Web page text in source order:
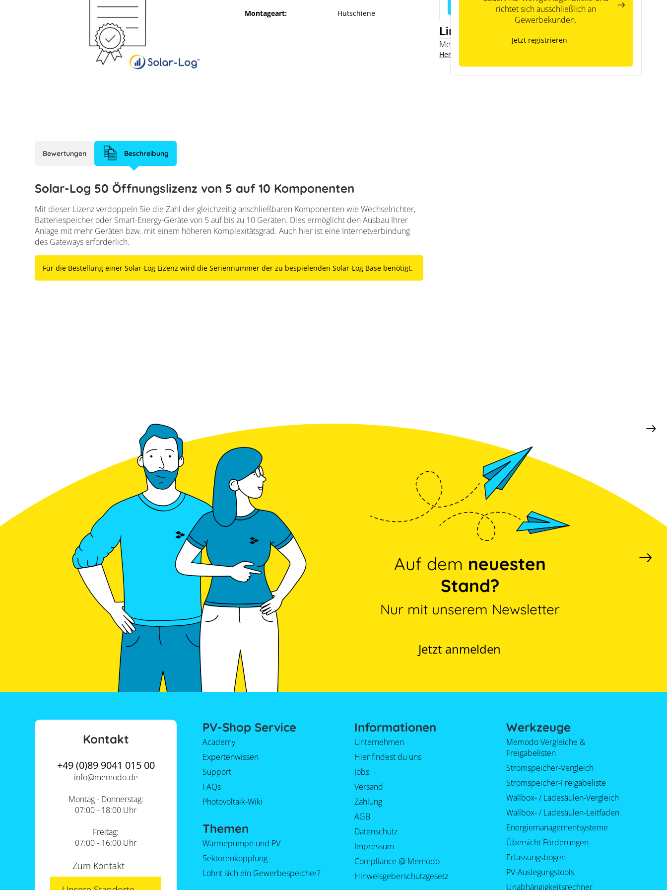
richtet sich ausschließlich an
Gewerbekunden.
Jetzt registrieren
Solar-Log 50 Öffnungslizenz von 5 auf 10 Komponenten
Montageart:
Hutschiene
Links
Memodo Expertenwissen
Hersteller Kontakt
Bewertungen Beschreibung
Solar-Log 50 Öffnungslizenz von 5 auf 10 Komponenten
Mit dieser Lizenz verdoppeln Sie die Zahl der gleichzeitig anschließbaren Komponenten wie Wechselrichter,
Batteriespeicher oder Smart-Energy-Geräte von 5 auf bis zu 10 Geräten. Dies ermöglicht den Ausbau Ihrer
Anlage mit mehr Geräten bzw. mit einem höheren Komplexitätsgrad. Auch hier ist eine Internetverbindung
des Gateways erforderlich.
Für die Bestellung einer Solar-Log Lizenz wird die Seriennummer der zu bespielenden Solar-Log Base benötigt.
Auf dem neuesten
Stand?
Nur mit unserem Newsletter
Jetzt anmelden
Kontakt
+49 (0)89 9041 015 00
info@memodo.de
Montag - Donnerstag:
07:00 - 18:00 Uhr
Freitag:
07:00 - 16:00 Uhr
Zum Kontakt
PV-Shop Service
Academy
Expertenwissen
Support
FAQs
Photovoltaik-Wiki
Themen
Wärmepumpe und PV
Sektorenkopplung
Lohnt sich ein Gewerbespeicher?
Informationen
Unternehmen
Hier findest du uns
Jobs
Versand
Zahlung
AGB
Datenschutz
Impressum
Compliance @ Memodo
Hinweisgeberschutzgesetz
Werkzeuge
Memodo Vergleiche &
Freigabelisten
Stromspeicher-Vergleich
Stromspeicher-Freigabeliste
Wallbox- / Ladesäulen-Vergleich
Wallbox- / Ladesäulen-Leitfaden
Energiemanagementsysteme
Übersicht Förderungen
Erfassungsbögen
PV-Auslegungstools
Unabhängigkeitsrechner